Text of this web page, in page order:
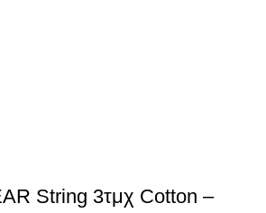
String 3τμχ Cotton –